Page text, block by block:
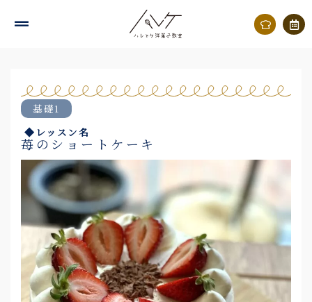
基礎1
◆レッスン名
苺のショートケーキ